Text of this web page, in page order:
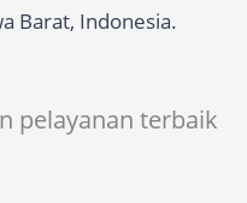
Barat, Indonesia.
pelayanan terbaik